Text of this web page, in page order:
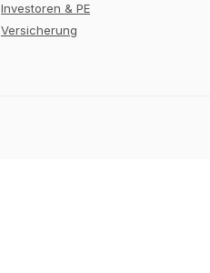
Investoren & PE
Versicherung